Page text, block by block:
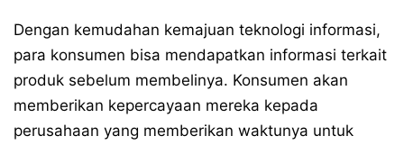
Dengan kemudahan kemajuan teknologi informasi,
para konsumen bisa mendapatkan informasi terkait
produk sebelum membelinya. Konsumen akan
memberikan kepercayaan mereka kepada
perusahaan yang memberikan waktunya untuk